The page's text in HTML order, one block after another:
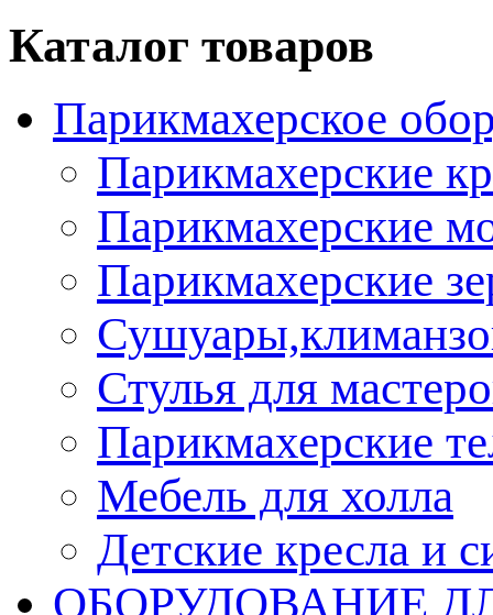
Каталог товаров
Парикмахерское
Парикмахерские
Парикмахерские
Парикмахерские
Стулья для
Парикмахерские
Мебель для холла
Детские кресла и
ОБОРУДОВАНИЕ